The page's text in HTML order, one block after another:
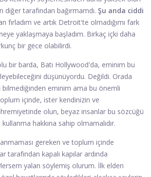
diğer tarafından bağırmamdı. Şu anda ciddi
fırladım ve artık Detroit'te olmadığımı fark
yaklaşmaya başladım. Birkaç içki daha
bir gece olabilirdi.
bir barda, Batı Hollywood'da, eminim bu
düşünüyordu. Değildi. Orada
bilmediğinden eminim ama bu önemli
içinde, ister kendinizin ve
olun, beyaz insanlar bu sözcüğü
hakkına sahip olmamalıdır.
gereken ve toplum içinde
tarafından kapalı kapılar ardında
yalan söylemiş olurum. İlk elden